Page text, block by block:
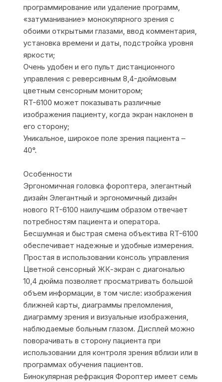
программирование или удаление программ,
«затуманивание» монокулярного зрения с
обоими открытыми глазами, ввод комментария,
установка времени и даты, подстройка уровня
яркости;
Очень удобен и его пульт дистанционного
управления с реверсивным 8,4-дюймовым
цветным сенсорным монитором;
RT-6100 может показывать различные
изображения пациенту, когда экран наклонен в
его сторону;
Уникальное, широкое поле зрения пациента –
40°.
Особенности
Эргономичная головка фороптера, элегантный
дизайн Элегантный и эргономичный дизайн
нового RT-6100 наилучшим образом отвечает
потребностям пациента и оператора.
Бесшумная и быстрая смена объектива RT-6100
обеспечивает надежные и удобные измерения.
Простая в использовании консоль управления
Цветной сенсорный ЖК-экран с диагональю
10,4 дюйма позволяет просматривать большой
объем информации, в том числе: изображения
ближней карты, диаграммы преломления,
диаграмму зрения и визуальные изображения,
наблюдаемые больным глазом. Дисплей можно
поворачивать в сторону пациента при
использовании для контроля зрения вблизи или в
программах обучения пациентов.
Бинокулярная рефракция Фороптер имеет семь